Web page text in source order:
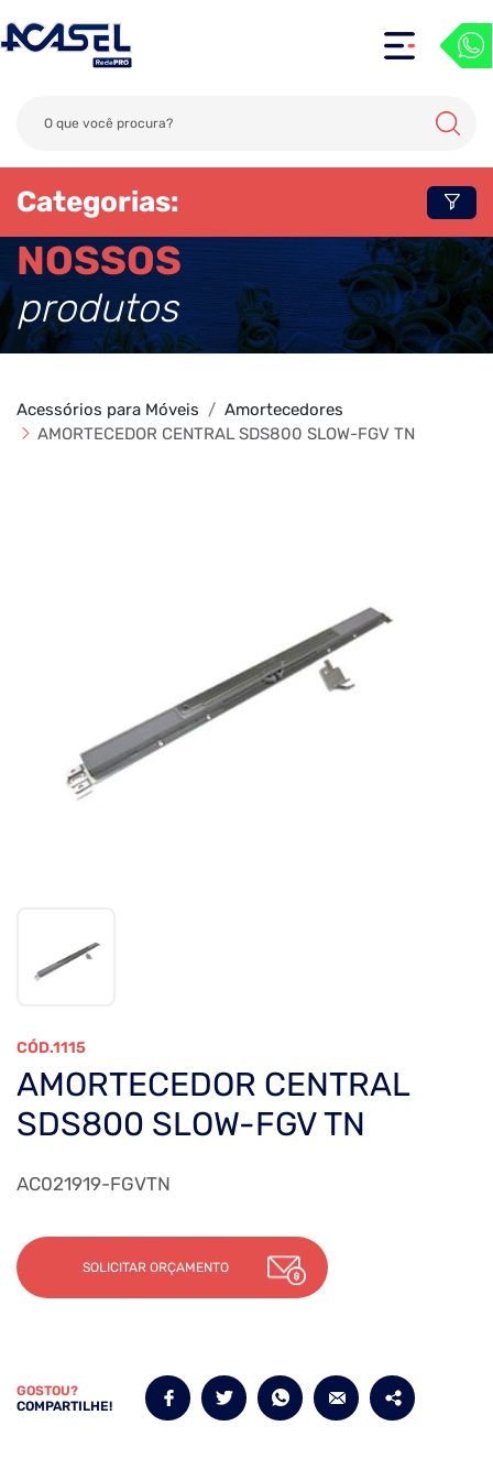
Categorias:
NOSSOS
produtos
Acessórios para Móveis
Amortecedores
AMORTECEDOR CENTRAL SDS800 SLOW-FGV TN
1115
AMORTECEDOR CENTRAL
SDS800 SLOW-FGV TN
AC021919-FGVTN
SOLICITAR ORÇAMENTO
GOSTOU?
COMPARTILHE!